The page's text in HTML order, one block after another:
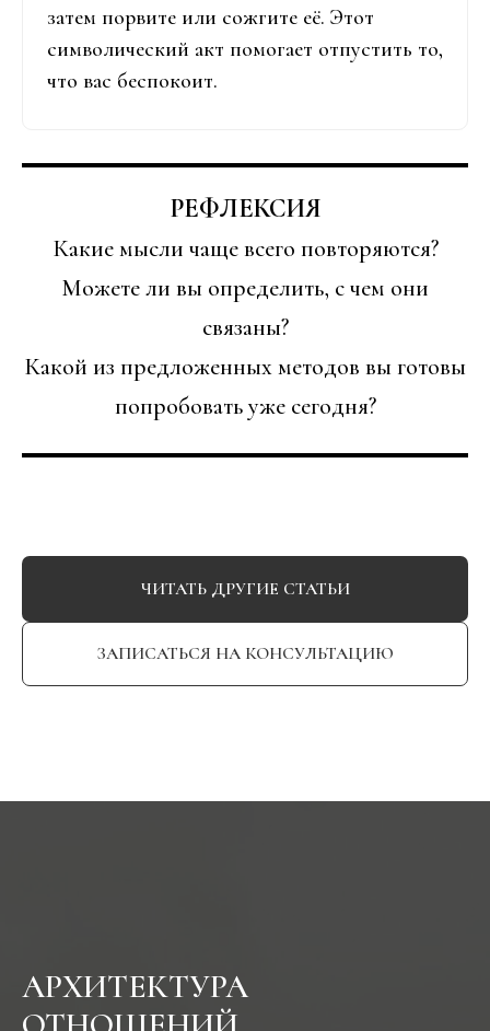
затем порвите или сожгите её. Этот
символический акт помогает отпустить то,
что вас беспокоит.
РЕФЛЕКСИЯ
Какие мысли чаще всего повторяются?
Можете ли вы определить, с чем они
связаны?
Какой из предложенных методов вы готовы
попробовать уже сегодня?
ЧИТАТЬ ДРУГИЕ СТАТЬИ
ЗАПИСАТЬСЯ НА КОНСУЛЬТАЦИЮ
АРХИТЕКТУРА